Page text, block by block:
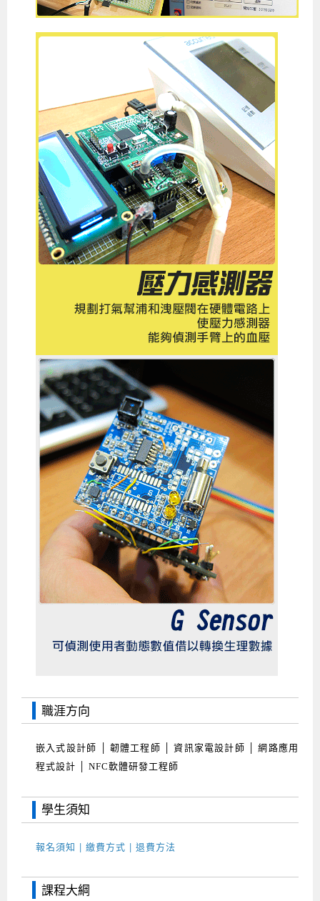
職涯方向
嵌入式設計師 │ 韌體工程師 │ 資訊家電設計師 │ 網路應用
程式設計 │ NFC軟體研發工程師
學生須知
報名須知 | 繳費方式 | 退費方法
課程大綱